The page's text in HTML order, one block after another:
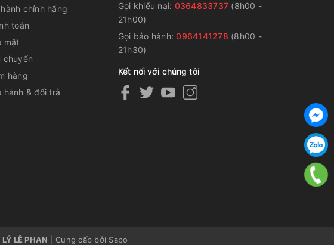
chính hãng
toán
mật
chuyển
hàng
hành & đổi trả
Gọi khiếu nại: 0364833737 (8h00 -
21h00)
Gọi bảo hành:0964141278 (8h00 -
21h30)
Kết nối với chúng tôi
LÊ PHAN Cung cấp bởi Sapo